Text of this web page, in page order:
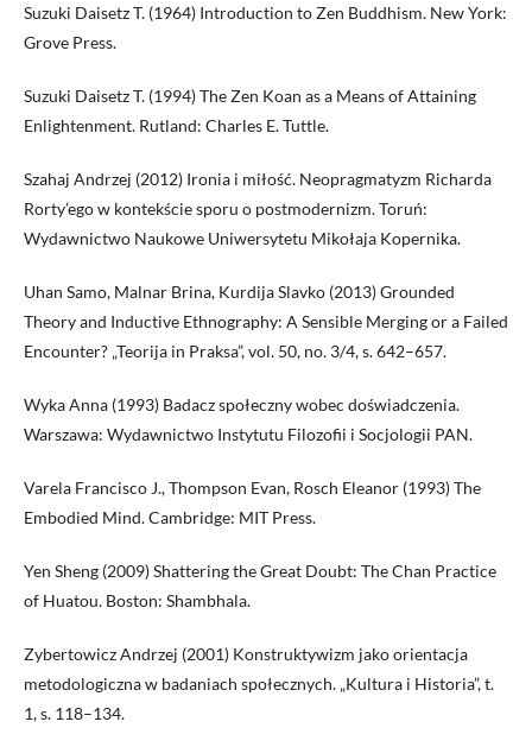
Suzuki Daisetz T. (1964) Introduction to Zen Buddhism. New York:
Grove Press.
Suzuki Daisetz T. (1994) The Zen Koan as a Means of Attaining
Enlightenment. Rutland: Charles E. Tuttle.
Szahaj Andrzej (2012) Ironia i miłość. Neopragmatyzm Richarda
Rorty’ego w kontekście sporu o postmodernizm. Toruń:
Wydawnictwo Naukowe Uniwersytetu Mikołaja Kopernika.
Uhan Samo, Malnar Brina, Kurdija Slavko (2013) Grounded
Theory and Inductive Ethnography: A Sensible Merging or a Failed
Encounter? „Teorija in Praksa”, vol. 50, no. 3/4, s. 642–657.
Wyka Anna (1993) Badacz społeczny wobec doświadczenia.
Warszawa: Wydawnictwo Instytutu Filozofii i Socjologii PAN.
Varela Francisco J., Thompson Evan, Rosch Eleanor (1993) The
Embodied Mind. Cambridge: MIT Press.
Yen Sheng (2009) Shattering the Great Doubt: The Chan Practice
of Huatou. Boston: Shambhala.
Zybertowicz Andrzej (2001) Konstruktywizm jako orientacja
metodologiczna w badaniach społecznych. „Kultura i Historia”, t.
1, s. 118–134.